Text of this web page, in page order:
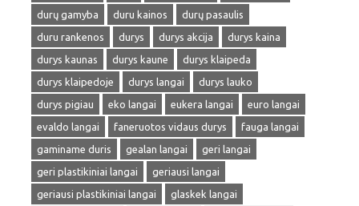
durų gamyba
duru kainos
durų pasaulis
duru rankenos
durys durys akcija
durys kaina
durys kaunas
durys kaune
durys klaipeda
durys klaipedoje
durys langai
durys lauko
durys pigiau
eko langai eukera langai
euro langai
evaldo langai
faneruotos vidaus durys
fauga langai
gaminame duris
gealan langai
geri langai
geri plastikiniai langai
geriausi langai
geriausi plastikiniai langai
glaskek langai